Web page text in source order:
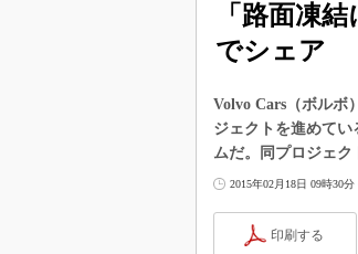
「路面凍
でシェア
Volvo Cars（ボルボ
ジェクトを進めて
ムだ。同プロジェク
2015年02月18日 09時30分
印刷する